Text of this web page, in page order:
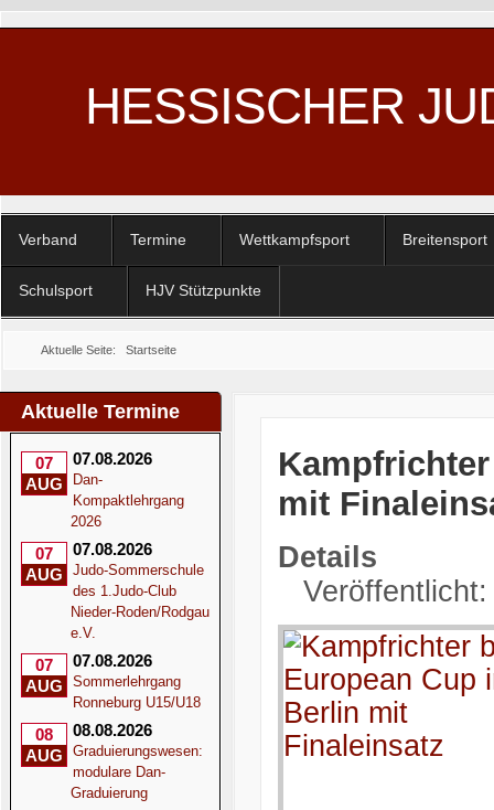
HESSISCHER
Verband Termine Wettkampfsport Breitensport
Schulsport HJV Stützpunkte
Aktuelle Seite: Startseite
Aktuelle Termine
07
AUG
07.08.2026
Dan-
Kompaktlehrgang
2026
07
AUG
07.08.2026
Judo-Sommerschule
des 1.Judo-Club
Nieder-Roden/Rodgau
e.V.
07
AUG
07.08.2026
Sommerlehrgang
Ronneburg U15/U18
08
AUG
08.08.2026
Graduierungswesen:
modulare Dan-
Graduierung
mit
Details